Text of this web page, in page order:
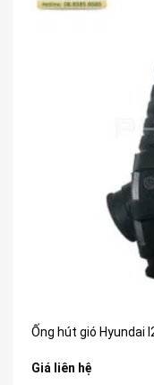
Ống hút gió Hyundai
Giá liên hệ